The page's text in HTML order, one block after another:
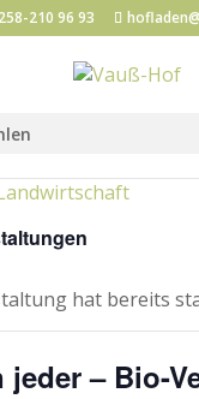
210 96 93
hat bereits
jeder – Bio-